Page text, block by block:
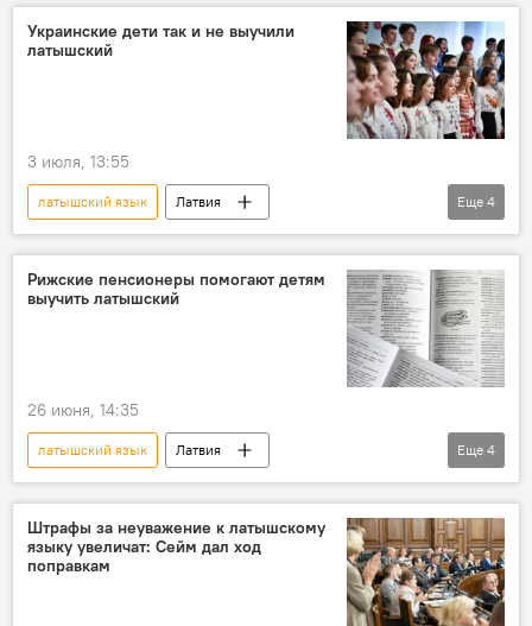
История
школа Рига
Украинские дети так и не выучили
латышский
3 июля, 13:55
латышский язык
Латвия
Новости Латвии
Украина
дети
обучение
Виктория Притуляк
Еще 4
Рижские пенсионеры помогают детям
выучить латышский
26 июня, 14:35
латышский язык
Латвия
Новости Латвии
Рига
пенсионеры
дети
обучение
Еще 4
Штрафы за неуважение к латышскому
языку увеличат: Сейм дал ход
поправкам